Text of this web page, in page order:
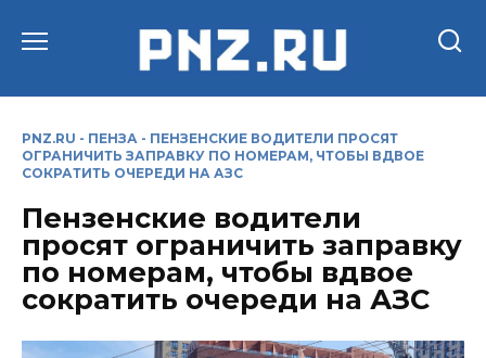
PNZ.RU - ПЕНЗА - ПЕНЗЕНСКИЕ ВОДИТЕЛИ ПРОСЯТ
ОГРАНИЧИТЬ ЗАПРАВКУ ПО НОМЕРАМ, ЧТОБЫ ВДВОЕ
СОКРАТИТЬ ОЧЕРЕДИ НА АЗС
Пензенские водители
просят ограничить заправку
по номерам, чтобы вдвое
сократить очереди на АЗС